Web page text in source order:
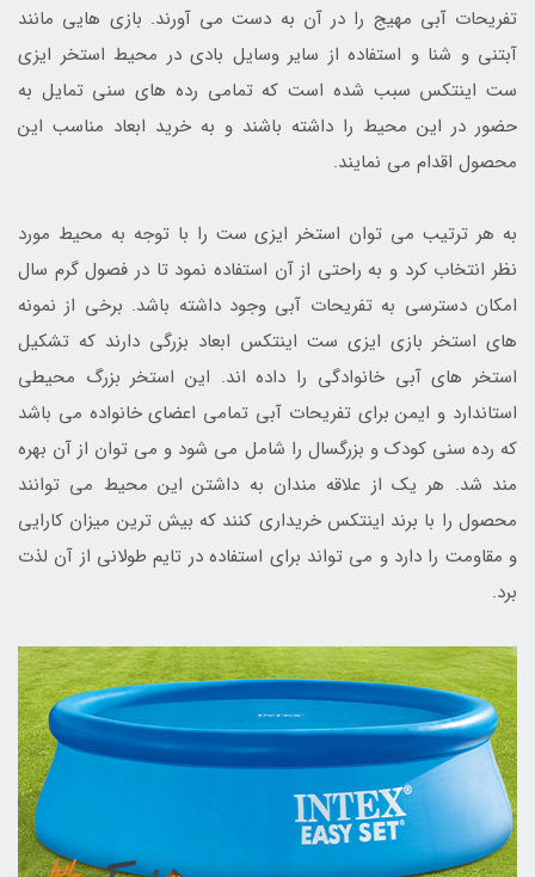
تفریحات آبی مهیج را در آن به دست می آورند. بازی هایی مانند
آبتنی و شنا و استفاده از سایر وسایل بادی در محیط استخر ایزی
ست اینتکس سبب شده است که تمامی رده های سنی تمایل به
حضور در این محیط را داشته باشند و به خرید ابعاد مناسب این
محصول اقدام می نمایند.
به هر ترتیب می توان استخر ایزی ست را با توجه به محیط مورد
نظر انتخاب کرد و به راحتی از آن استفاده نمود تا در فصول گرم سال
امکان دسترسی به تفریحات آبی وجود داشته باشد. برخی از نمونه
های استخر بازی ایزی ست اینتکس ابعاد بزرگی دارند که تشکیل
استخر های آبی خانوادگی را داده اند. این استخر بزرگ محیطی
استاندارد و ایمن برای تفریحات آبی تمامی اعضای خانواده می باشد
که رده سنی کودک و بزرگسال را شامل می شود و می توان از آن بهره
مند شد. هر یک از علاقه مندان به داشتن این محیط می توانند
محصول را با برند اینتکس خریداری کنند که بیش ترین میزان کارایی
و مقاومت را دارد و می تواند برای استفاده در تایم طولانی از آن لذت
برد.